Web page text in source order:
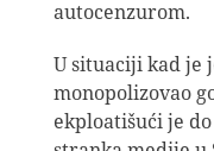
autocenzurom.
U situaciji kad je
monopolizovao
ekploatišući je